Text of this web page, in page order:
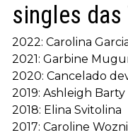
singles das
2022: Carolina
2021: Garbine
2020: Cancelado
2019: Ashleigh Barty
2018: Elina Svitolina
2017: Caroline